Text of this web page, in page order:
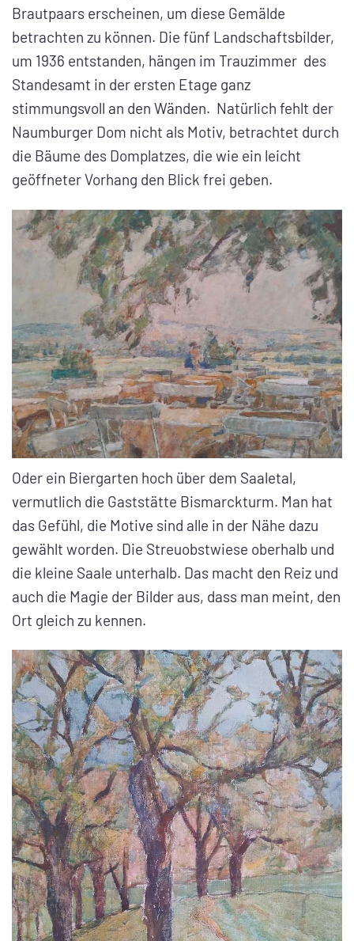
Brautpaars erscheinen, um diese Gemälde
betrachten zu können. Die fünf Landschaftsbilder,
um 1936 entstanden, hängen im Trauzimmer des
Standesamt in der ersten Etage ganz
stimmungsvoll an den Wänden. Natürlich fehlt der
Naumburger Dom nicht als Motiv, betrachtet durch
die Bäume des Domplatzes, die wie ein leicht
geöffneter Vorhang den Blick frei geben.
Oder ein Biergarten hoch über dem Saaletal,
vermutlich die Gaststätte Bismarckturm. Man hat
das Gefühl, die Motive sind alle in der Nähe dazu
gewählt worden. Die Streuobstwiese oberhalb und
die kleine Saale unterhalb. Das macht den Reiz und
auch die Magie der Bilder aus, dass man meint, den
Ort gleich zu kennen.